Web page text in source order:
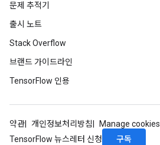
문제 추적기
출시 노트
Stack Overflow
브랜드 가이드라인
TensorFlow 인용
약관 개인정보처리방침
Manage cookies
TensorFlow 뉴스레터 신청
구독